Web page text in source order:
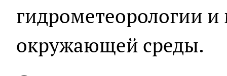
гидрометеорологии
окружающей среды.